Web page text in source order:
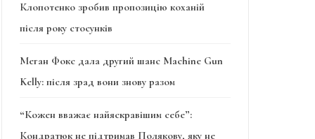
Клопотенко зробив пропозицію коханій
після року стосунків
Меган Фокс дала другий шанс Machine Gun
Kelly: після зрад вони знову разом
“Кожен вважає найяскравішим себе”:
Кондратюк не підтримав Полякову, яку не